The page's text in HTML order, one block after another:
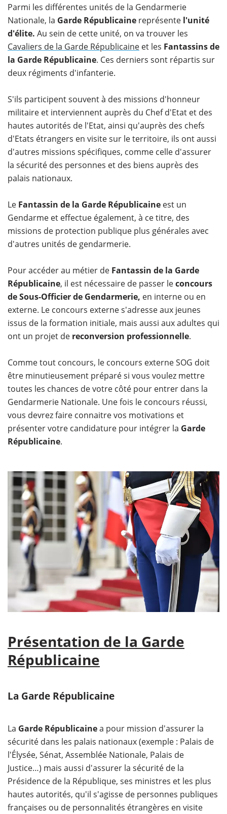
Parmi les différentes unités de la Gendarmerie
Nationale, la Garde Républicaine représente l'unité
d'élite. Au sein de cette unité, on va trouver les
Cavaliers de la Garde Républicaine et les Fantassins de
la Garde Républicaine. Ces derniers sont répartis sur
deux régiments d'infanterie.
S'ils participent souvent à des missions d'honneur
militaire et interviennent auprès du Chef d'Etat et des
hautes autorités de l'Etat, ainsi qu'auprès des chefs
d'Etats étrangers en visite sur le territoire, ils ont aussi
d'autres missions spécifiques, comme celle d'assurer
la sécurité des personnes et des biens auprès des
palais nationaux.
Le Fantassin de la Garde Républicaine est un
Gendarme et effectue également, à ce titre, des
missions de protection publique plus générales avec
d'autres unités de gendarmerie.
Pour accéder au métier de Fantassin de la Garde
Républicaine, il est nécessaire de passer leconcours
de Sous-Officier de Gendarmerie, en interne ou en
externe. Le concours externe s'adresse aux jeunes
issus de la formation initiale, mais aussi aux adultes qui
ont un projet de reconversion professionnelle.
Comme tout concours, le concours externe SOG doit
être minutieusement préparé si vous voulez mettre
toutes les chances de votre côté pour entrer dans la
Gendarmerie Nationale. Une fois le concours réussi,
vous devrez faire connaitre vos motivations et
présenter votre candidature pour intégrer la Garde
Républicaine.
Présentation de la Garde
Républicaine
La Garde Républicaine
La Garde Républicainea pour mission d'assurer la
sécurité dans les palais nationaux (exemple : Palais de
l'Élysée, Sénat, Assemblée Nationale, Palais de
Justice…) mais aussi d'assurer la sécurité de la
Présidence de la République, ses ministres et les plus
hautes autorités, qu'il s'agisse de personnes publiques
françaises ou de personnalités étrangères en visite